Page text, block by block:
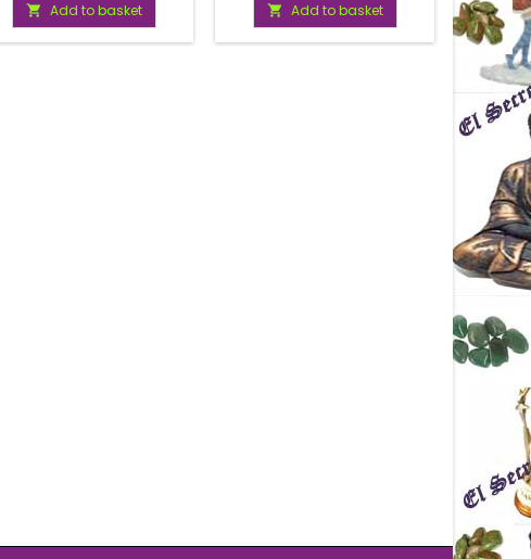
 Add to basket  Add to basket 